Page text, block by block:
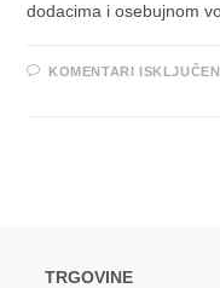
dodacima i osebujnom
KOMENTARI
TRGOVINE